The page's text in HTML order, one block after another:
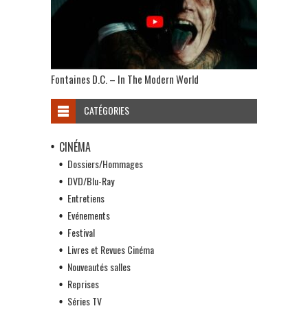
Fontaines D.C. – In The Modern World
CATÉGORIES
CINÉMA
Dossiers/Hommages
DVD/Blu-Ray
Entretiens
Evénements
Festival
Livres et Revues Cinéma
Nouveautés salles
Reprises
Séries TV